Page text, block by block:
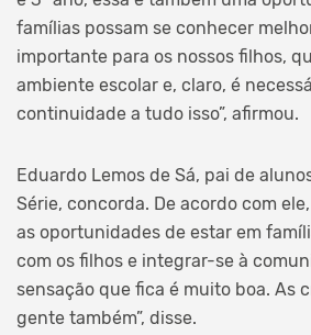
famílias possam se conhecer
importante para os nossos filhos,
ambiente escolar e, claro, é
continuidade a tudo isso”, afirmou.
Eduardo Lemos de Sá, pai de
Série, concorda. De acordo com
as oportunidades de estar em
com os filhos e integrar-se à
sensação que fica é muito boa. As
gente também”, disse.